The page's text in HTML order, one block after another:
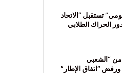
تستقبل “الاتحاد
الحراك الطلابي
من “الشعبي
ورفض “اتفاق الإطار”